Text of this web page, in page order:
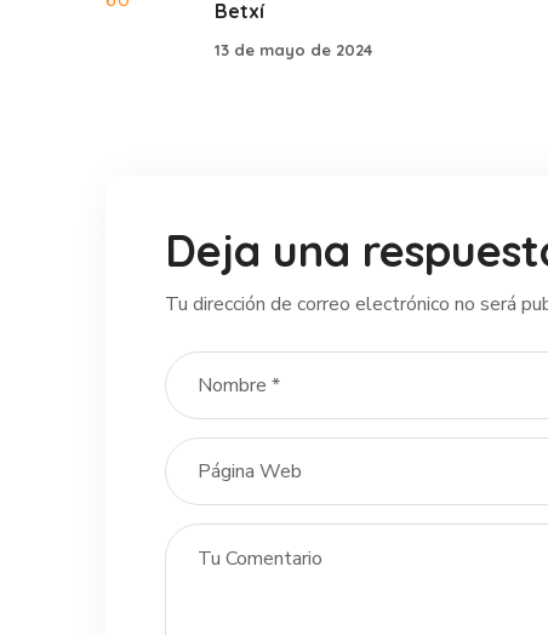
Betxí
13 de mayo de 2024
Deja una
Tu dirección de correo electrónico no será